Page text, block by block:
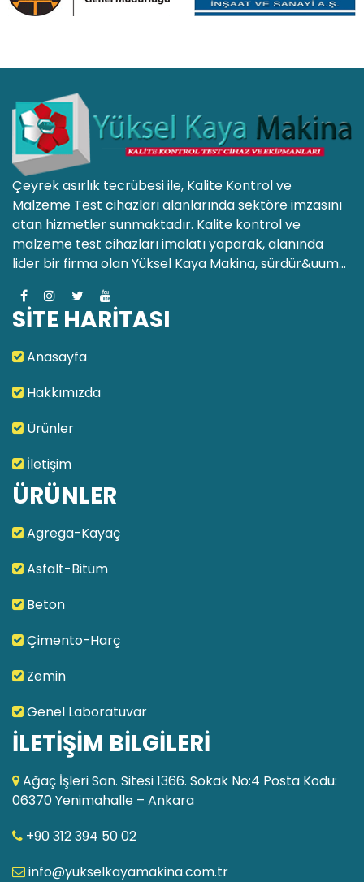
Çeyrek asırlık tecrübesi ile, Kalite Kontrol ve
Malzeme Test cihazları alanlarında sektöre imzasını
atan hizmetler sunmaktadır. Kalite kontrol ve
malzeme test cihazları imalatı yaparak, alanında
lider bir firma olan Yüksel Kaya Makina, sürdür&uum...
SİTE HARİTASI
Anasayfa
Hakkımızda
Ürünler
İletişim
ÜRÜNLER
Agrega-Kayaç
Asfalt-Bitüm
Beton
Çimento-Harç
Zemin
Genel Laboratuvar
İLETİŞİM BİLGİLERİ
Ağaç İşleri San. Sitesi 1366. Sokak No:4 Posta Kodu:
06370 Yenimahalle – Ankara
+90 312 394 50 02
info@yukselkayamakina.com.tr